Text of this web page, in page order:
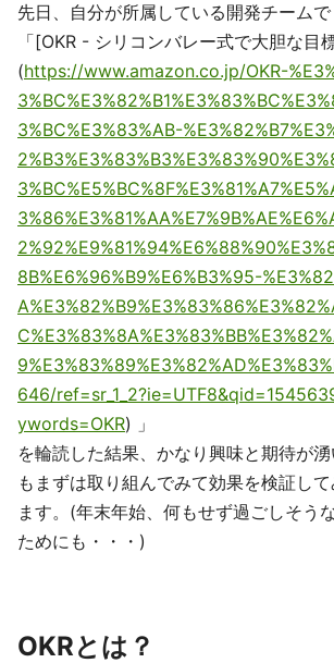
先日、自分が所属している開発チームで
「[OKR - シリコンバレー式で大胆な目
(https://www.amazon.co.jp/OKR-
3%BC%E3%83%AB-
8B%E6%96%B9%E6%B3%95-
646/
ywords=OKR) 」
を輪読した結果、かなり興味と期待が
もまずは取り組んでみて効果を検証し
ます。(年末年始、何もせず過ごしそう
ためにも・・・)
OKRとは？